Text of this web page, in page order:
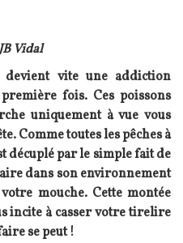
Vidal
vite une addiction
fois. Ces poissons
uniquement à vue vous
Comme toutes les pêches à
décuplé par le simple fait de
dans son environnement
mouche. Cette montée
incite à casser votre tirelire
se peut !